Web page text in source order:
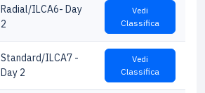
Radial/ILCA6- Day
2
Vedi
Classifica
Standard/ILCA7 -
Day 2
Vedi
Classifica